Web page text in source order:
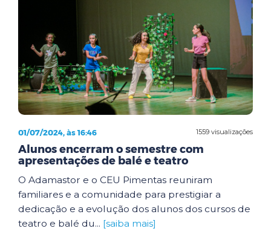
1559 visualizações
01/07/2024, às 16:46
Alunos encerram o semestre com
apresentações de balé e teatro
O Adamastor e o CEU Pimentas reuniram
familiares e a comunidade para prestigiar a
dedicação e a evolução dos alunos dos cursos de
teatro e balé du... [saiba mais]